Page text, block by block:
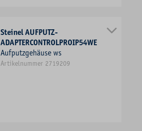
Steinel AUFPUTZ-
ADAPTERCONTROLPROIP54WE
Aufputzgehäuse ws
Artikelnummer 2719209